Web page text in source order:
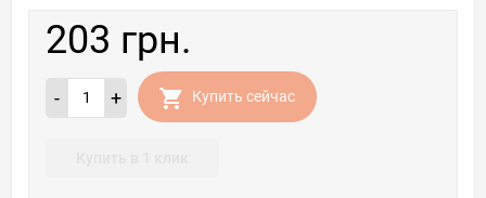
203 грн.
- + Купить сейчас